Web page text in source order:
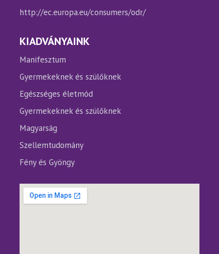
http://ec.europa.eu/consumers/odr/
KIADVÁNYAINK
Manifesztum
Gyermekeknek és szülőknek
Egészséges életmód
Gyermekeknek és szülőknek
Magyarság
Szellemtudomány
Fény és Gyöngy